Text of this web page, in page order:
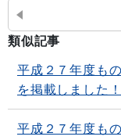
類似記事
平成２７年度も
を掲載しました！
平成２７年度も